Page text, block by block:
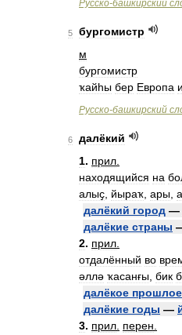
Русско-башкирский
5
бургомистр
м
бургомистр
ҡайһы бер Европа
Русско-башкирский
6
далёкий
1. прил
находящийся на
алыҫ йыраҡ ары
далёкий город —
далёкие страны
2. прил
отдалённый во
әллә ҡасанғы бик
далёкое прошлое
далёкие годы —
3. прил перен